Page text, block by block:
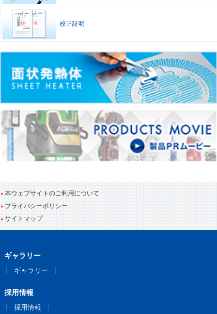
校正証明
本ウェブサイトのご利用について
プライバシーポリシー
サイトマップ
ギャラリー
ギャラリー
採用情報
採用情報